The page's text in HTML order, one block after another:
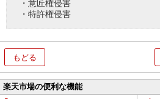
・意匠権侵害
・特許権侵害
もどる
楽天市場の便利な機能